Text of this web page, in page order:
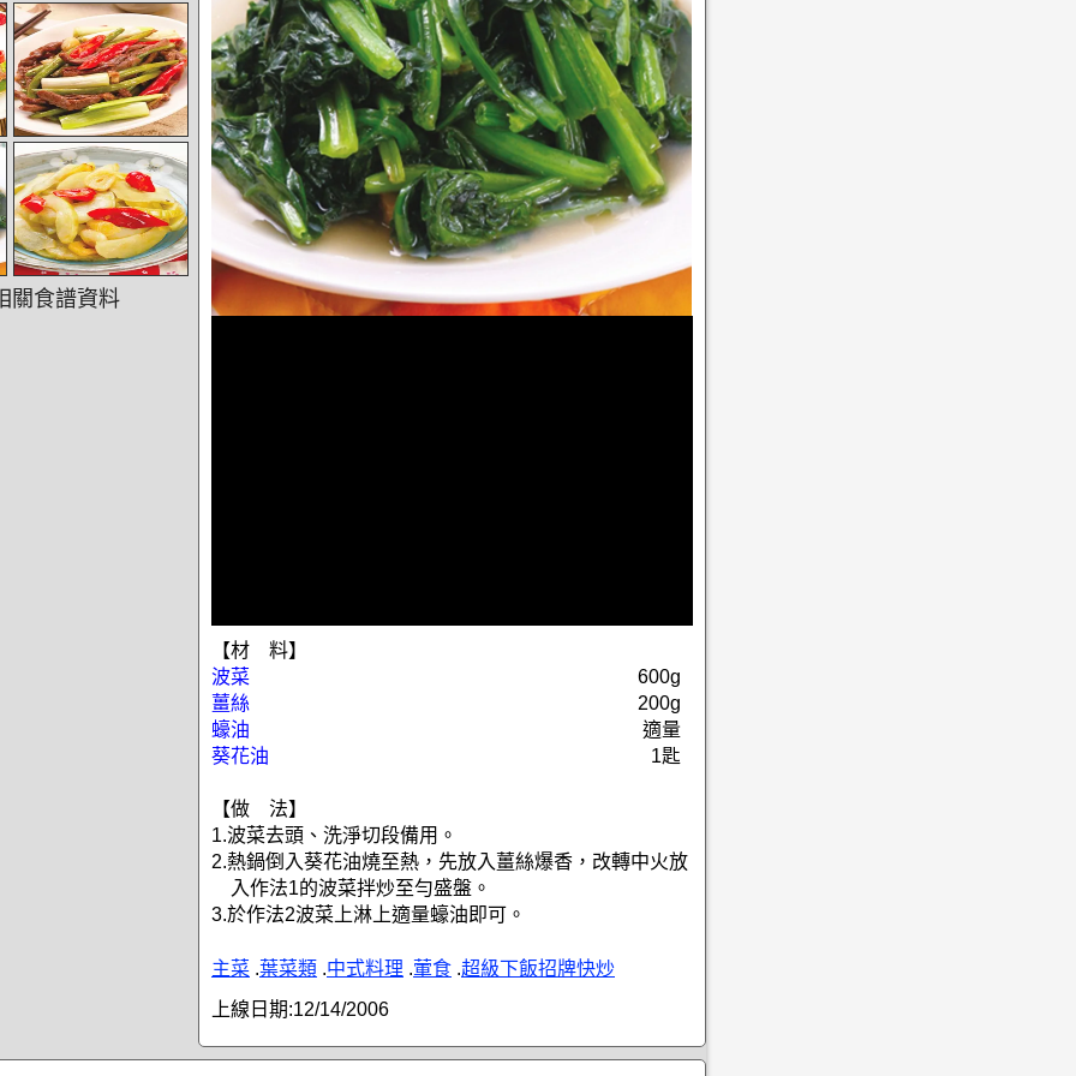
【材 料】
波菜
600g
薑絲
200g
蠔油
適量
葵花油
1匙
【做 法】
1.波菜去頭、洗淨切段備用。
2.熱鍋倒入葵花油燒至熱，先放入薑絲爆香，改轉中火放
入作法1的波菜拌炒至勻盛盤。
3.於作法2波菜上淋上適量蠔油即可。
主菜 .葉菜類 .中式料理 .葷食 .超級下飯招牌快炒
上線日期:12/14/2006
關食譜資料